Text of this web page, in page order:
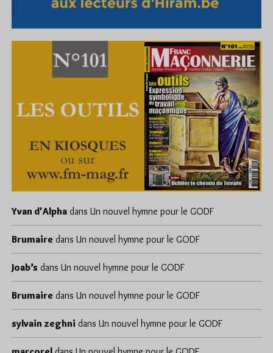
Yvan d'Alpha dans Un nouvel hymne pour le GODF
Brumaire dans Un nouvel hymne pour le GODF
Joab’s dans Un nouvel hymne pour le GODF
Brumaire dans Un nouvel hymne pour le GODF
sylvain zeghni dans Un nouvel hymne pour le GODF